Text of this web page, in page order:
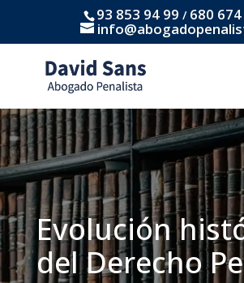
93 853 94 99 / 680
Evolución
del Derecho